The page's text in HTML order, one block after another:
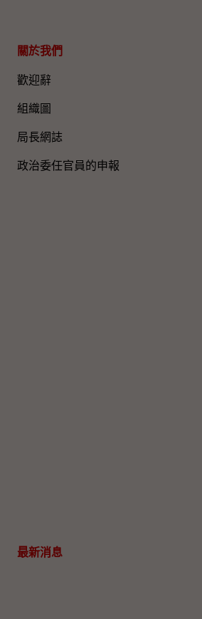
關於我們
歡迎辭
組織圖​
局長網誌
政治委任官員的申報
最新消息